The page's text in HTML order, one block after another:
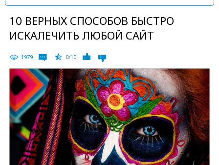
10 ВЕРНЫХ СПОСОБОВ БЫСТРО
ИСКАЛЕЧИТЬ ЛЮБОЙ САЙТ
1979 0/10